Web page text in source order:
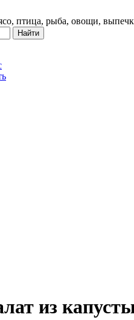
птица, рыба, овощи,
из